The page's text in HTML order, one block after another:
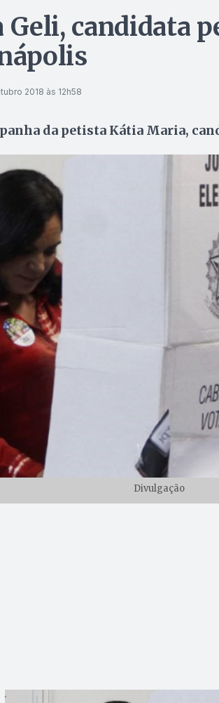
Geli, candidata
2018 às 12h58
da petista Kátia Maria,
Divulgação